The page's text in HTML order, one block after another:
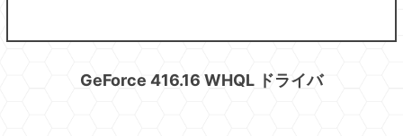
GeForce 416.16 WHQL ドライバ